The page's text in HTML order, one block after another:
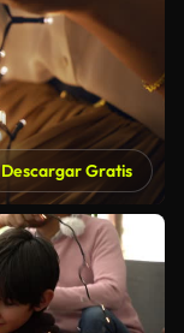
Descargar Gratis